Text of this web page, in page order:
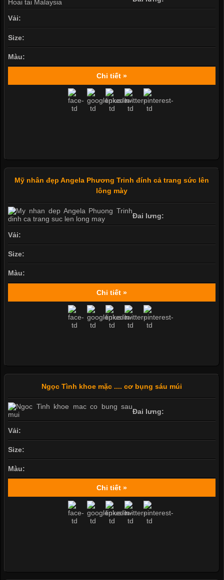
Vải:
Size:
Màu:
Chi tiết »
Mỹ nhân đẹp Angela Phương Trinh đính cả trang sức lên
lông mày
Đai lưng:
Vải:
Size:
Màu:
Chi tiết »
Ngọc Tình khoe mặc .... cơ bụng sáu múi
Đai lưng:
Vải:
Size:
Màu:
Chi tiết »